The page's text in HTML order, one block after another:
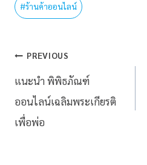
#ร้านค้าออนไลน์
PREVIOUS
แนะนำ พิพิธภัณฑ์
ออนไลน์เฉลิมพระเกียรติ
เพื่อพ่อ